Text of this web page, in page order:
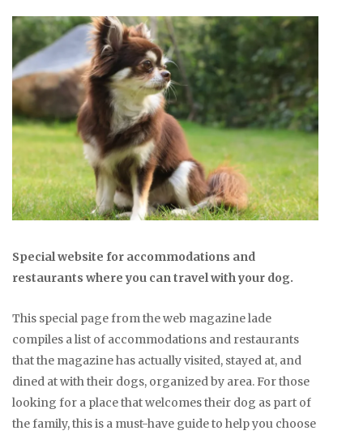
Special website for accommodations and
restaurants where you can travel with your dog.
This special page from the web magazine lade
compiles a list of accommodations and restaurants
that the magazine has actually visited, stayed at, and
dined at with their dogs, organized by area. For those
looking for a place that welcomes their dog as part of
the family, this is a must-have guide to help you choose